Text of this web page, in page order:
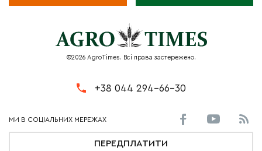
©2026 AgroTimes. Всі права застережено.
+38 044 294-66-30
ПЕРЕДПЛАТИТИ